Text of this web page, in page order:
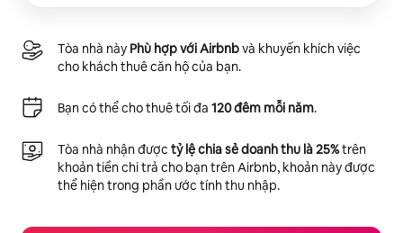
Tòa nhà này Phù hợp với Airbnbvà khuyến khích việc
cho khách thuê căn hộ của bạn.
Bạn có thể cho thuê tối đa 120 đêm mỗi năm.
Tòa nhà nhận được tỷ lệ chia sẻ doanh thu là 25%trên
khoản tiền chi trả cho bạn trên Airbnb, khoản này được
thể hiện trong phần ước tính thu nhập.